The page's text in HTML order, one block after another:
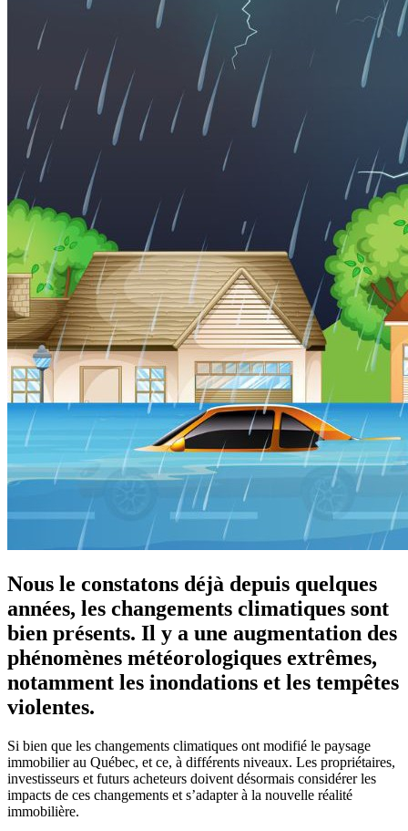
Nous le constatons déjà depuis quelques
années, les changements climatiques sont
bien présents. Il y a une augmentation des
phénomènes météorologiques extrêmes,
notamment les inondations et les tempêtes
violentes.
Si bien que les changements climatiques ont modifié le paysage
immobilier au Québec, et ce, à différents niveaux. Les propriétaires,
investisseurs et futurs acheteurs doivent désormais considérer les
impacts de ces changements et s’adapter à la nouvelle réalité
immobilière.